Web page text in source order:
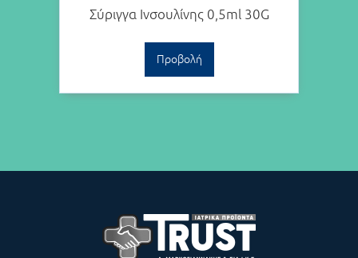
Σύριγγα Ινσουλίνης 0,5ml 30G
Προβολή